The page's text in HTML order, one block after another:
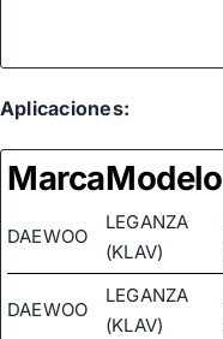
Aplicaciones:
MarcaModelo
DAEWOO
LEGANZA
(KLAV)
DAEWOO
LEGANZA
(KLAV)